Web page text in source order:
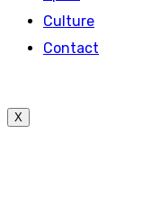
Culture
Contact
X